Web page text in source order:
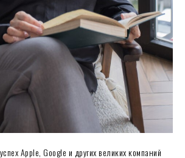
Apple, Google и других великих компаний